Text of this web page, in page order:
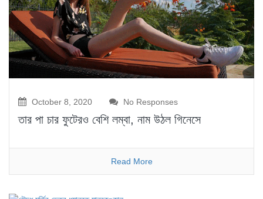
October 8, 2020 No Responses
তার পা চার ফুটেরও বেশি লম্বা, নাম উঠল গিনেসে
Read More